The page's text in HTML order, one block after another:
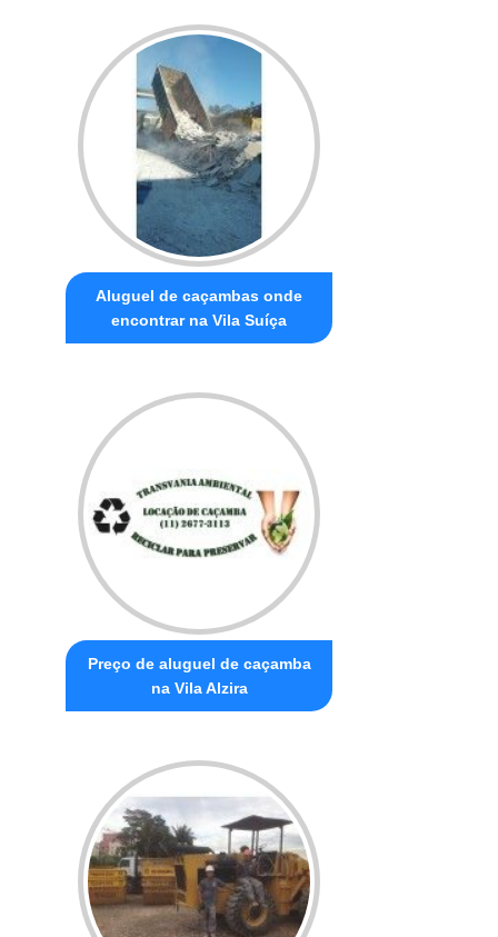
Aluguel de caçambas onde
encontrar na Vila Suíça
Preço de aluguel de caçamba
na Vila Alzira